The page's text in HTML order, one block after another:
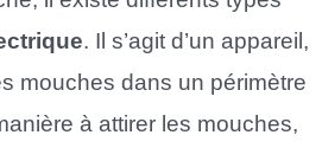
. Il s’agit d’un appareil,
mouches dans un périmètre
à attirer les mouches,